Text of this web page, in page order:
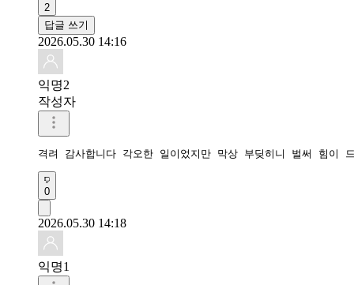
2
답글 쓰기
2026.05.30 14:16
익명2
작성자
격려 감사합니다 각오한 일이었지만 막상 부딪히니 벌써 힘이
0
2026.05.30 14:18
익명1